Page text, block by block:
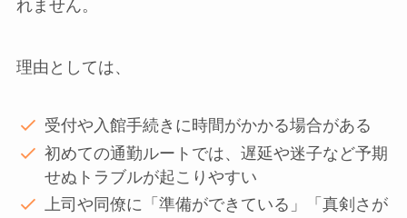
れません。
理由としては、
受付や入館手続きに時間がかかる場合がある
初めての通勤ルートでは、遅延や迷子など予期
せぬトラブルが起こりやすい
上司や同僚に「準備ができている」「真剣さが